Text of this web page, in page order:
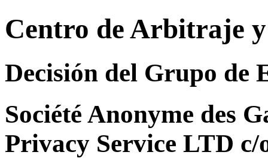
Centro de Arbitraje
Decisión del Grupo de
Société Anonyme des
Privacy Service LTD c/